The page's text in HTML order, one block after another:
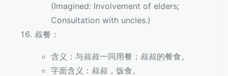
(Imagined: Involvement of elders;
Consultation with uncles.)
叔餐：
含义：与叔叔一同用餐；叔叔的餐食。
字面含义：叔叔，饭食。